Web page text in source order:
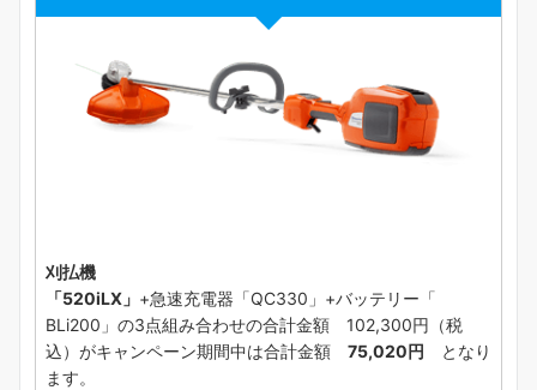
刈払機
「520iLX」 +急速充電器「QC330」+バッテリー「
BLi200」の3点組み合わせの合計金額 102,300円（税
込）がキャンペーン期間中は合計金額 75,020円 となり
ます。